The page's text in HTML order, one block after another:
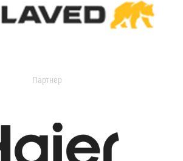
Партнер